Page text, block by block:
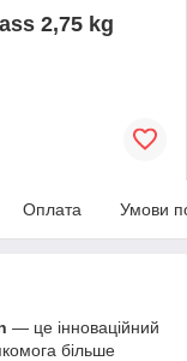
2,75 kg
Оплата Умови
— це інноваційний
більше